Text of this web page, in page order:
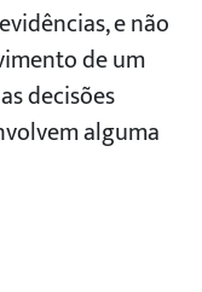
e não
de um
decisões
alguma